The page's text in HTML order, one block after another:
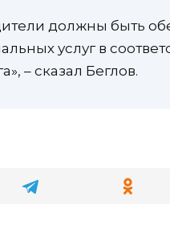
должны быть
услуг в
– сказал Беглов.